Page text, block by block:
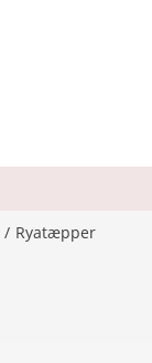
Ryatæpper